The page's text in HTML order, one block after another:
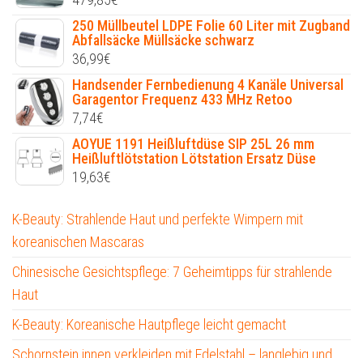
250 Müllbeutel LDPE Folie 60 Liter mit Zugband
Abfallsäcke Müllsäcke schwarz
36,99€
Handsender Fernbedienung 4 Kanäle Universal
Garagentor Frequenz 433 MHz Retoo
7,74€
AOYUE 1191 Heißluftdüse SIP 25L 26 mm
Heißluftlötstation Lötstation Ersatz Düse
19,63€
K-Beauty: Strahlende Haut und perfekte Wimpern mit
koreanischen Mascaras
Chinesische Gesichtspflege: 7 Geheimtipps für strahlende
Haut
K-Beauty: Koreanische Hautpflege leicht gemacht
Schornstein innen verkleiden mit Edelstahl – langlebig und